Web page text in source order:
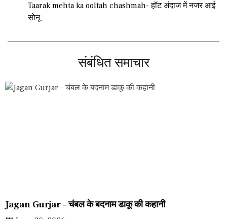
Taarak mehta ka ooltah chashmah- हॉट अंदाज में नजर आई
सोनू
संबंधित समाचार
Jagan Gurjar – चंबल के बदनाम डाकू की कहानी